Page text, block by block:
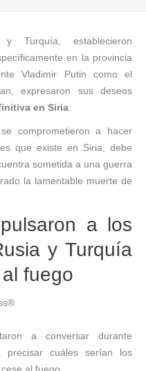
Turquía, establecieron
en la provincia
Vladimir Putin como el
expresaron sus deseos
en Siria.
comprometieron a hacer
que existe en Siria, debe
sometida a una guerra
la lamentable muerte de
a los
y Turquía
fuego
a conversar durante
precisar cuáles serían los